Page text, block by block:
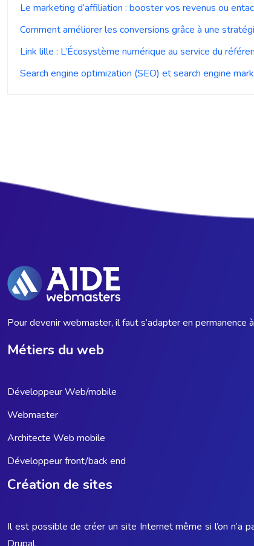
Le marketing d’affiliation : booster vos revenus ou
Comment améliorer les conversions grâce à une
Link lille : L’Écosystème numérique au service du
Search engine optimization (SEO) et search engine
Pour devenir webmaster, il faut s’adapter en
Métiers du web
Développeur Web/mobile
Webmaster
Architecte Web mobile
Développeur front/back end
Création de sites
Il est possible de créer un site Internet même si l’on n’a
Drupal.